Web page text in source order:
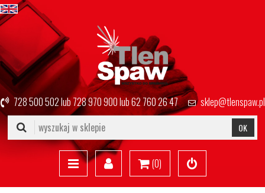
728 500 502lub728 970 900lub62 760 26 47 sklep@tlenspaw.pl
OK
(0)